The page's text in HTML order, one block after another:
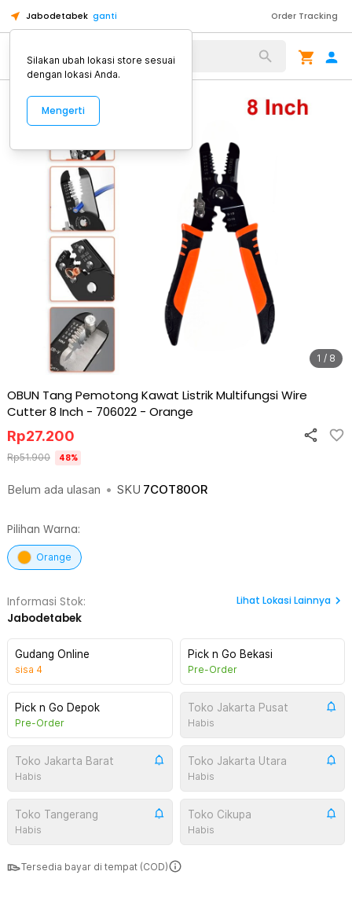
Jabodetabek ganti Order Tracking
Alat Kopi
1 / 8
OBUN Tang Pemotong Kawat Listrik Multifungsi Wire
Cutter 8 Inch - 706022 - Orange
Belum ada ulasan • SKU 7COT80OR
Rp27.200
Rp51.900 48%
Pilihan Warna:
Orange
Informasi Stok:
Jabodetabek
Lihat Lokasi Lainnya
Gudang Online
sisa 4
Pick n Go Bekasi
Pre-Order
Pick n Go Depok
Pre-Order
Toko Jakarta Pusat
Habis
Toko Jakarta Barat
Habis
Toko Jakarta Utara
Habis
Toko Tangerang
Habis
Toko Cikupa
Habis
Tersedia bayar di tempat (COD)
Silakan ubah lokasi store sesuai
dengan lokasi Anda.
Mengerti